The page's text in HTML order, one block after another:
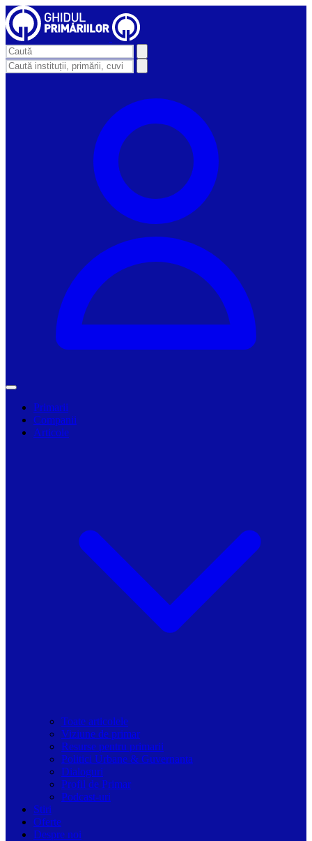
Primarii
Companii
Articole
Toate articolele
Viziune de primar
Resurse pentru primarii
Politici Urbane & Guvernanta
Dialoguri
Profil de Primar
Podcast-uri
Stiri
Oferte
Despre noi